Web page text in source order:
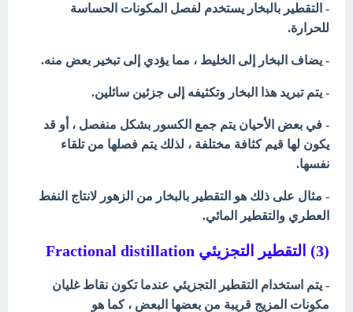
- التقطير بالبخار يستخدم لفصل المكونات الحساسة
للحرارة.
- يضاف البخار إلى الخليط ، مما يؤدي إلى تبخير بعض منه.
- يتم تبريد هذا البخار وتكثيفه إلى جزئين سائلين.
- في بعض الأحيان يتم جمع الكسور بشكل منفصل ، أو قد
يكون لها قيم كثافة مختلفة ، لذلك يتم فصلها من تلقاء
نفسها.
- مثال على ذلك هو التقطير بالبخار من الزهور لانتاج النفط
العطري والتقطير المائي.
(3) التقطير التجزيئي Fractional distillation
- يتم استخدام التقطير التجزيئي عندما تكون نقاط غليان
مكونات المزيج قريبة من بعضها البعض ، كما هو